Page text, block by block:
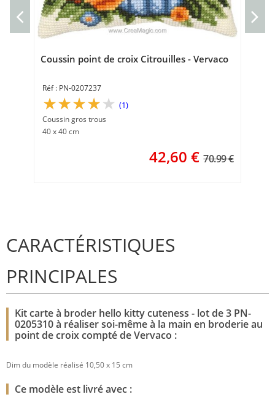
Coussin point de croix Citrouilles - Vervaco
PN-0207237
(1)
Coussin gros trous
40 x 40 cm
42,60 € 70.99 €
CARACTÉRISTIQUES
PRINCIPALES
Kit carte à broder hello kitty cuteness - lot de 3 PN-
0205310 à réaliser soi-même à la main en broderie au
point de croix compté de Vervaco :
Dim du modèle réalisé 10,50 x 15 cm
Ce modèle est livré avec :